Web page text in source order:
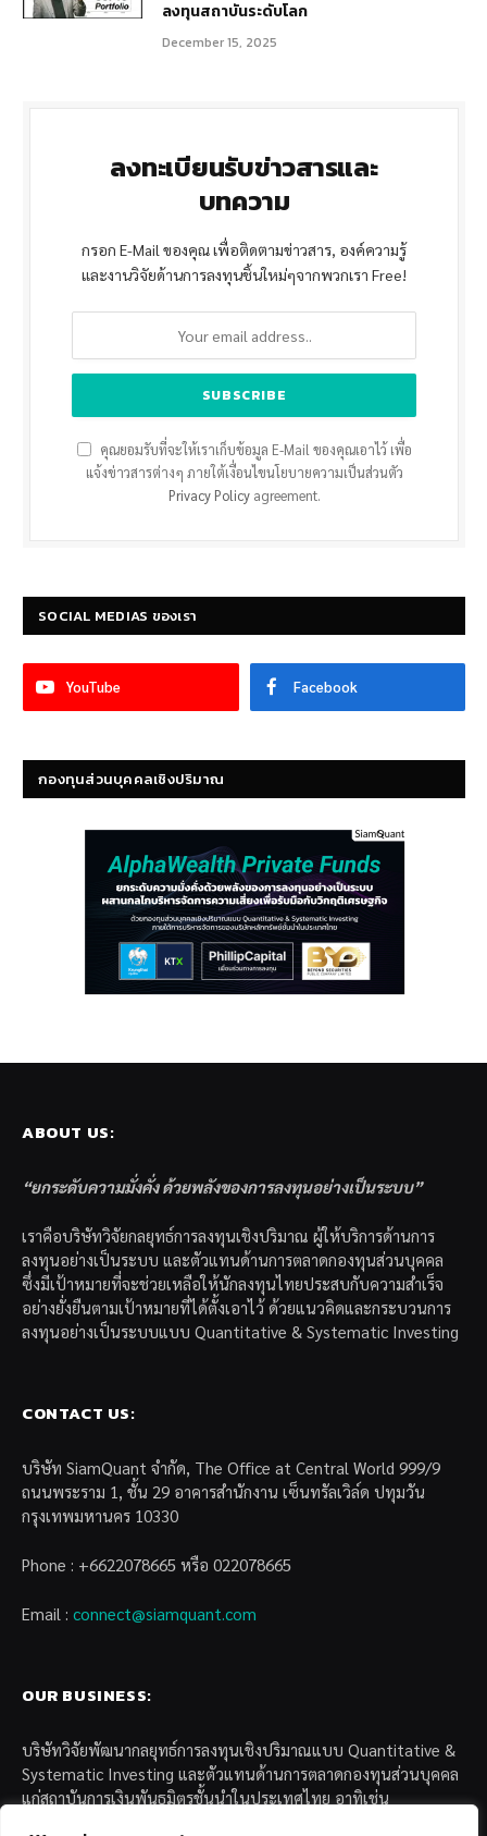
ลงทุนสถาบันระดับโลก
December 15, 2025
ลงทะเบียนรับข่าวสารและ
บทความ
กรอก E-Mail ของคุณ เพื่อติดตามข่าวสาร, องค์ความรู้
และงานวิจัยด้านการลงทุนชิ้นใหม่ๆจากพวกเรา Free!
คุณยอมรับที่จะให้เราเก็บข้อมูล E-Mail ของคุณเอาไว้ เพื่อ
แจ้งข่าวสารต่างๆ ภายใต้เงื่อนไขนโยบายความเป็นส่วนตัว
Privacy Policyagreement.
SOCIAL MEDIAS ของเรา
YouTube Facebook
กองทุนส่วนบุคคลเชิงปริมาณ
ABOUT US:
“ยกระดับความมั่งคั่ง ด้วยพลังของการลงทุนอย่างเป็นระบบ”
เราคือบริษัทวิจัยกลยุทธ์การลงทุนเชิงปริมาณ ผู้ให้บริการด้านการ
ลงทุนอย่างเป็นระบบ และตัวแทนด้านการตลาดกองทุนส่วนบุคคล
ซึ่งมีเป้าหมายที่จะช่วยเหลือให้นักลงทุนไทยประสบกับความสำเร็จ
อย่างยั่งยืนตามเป้าหมายที่ได้ตั้งเอาไว้ ด้วยแนวคิดและกระบวนการ
ลงทุนอย่างเป็นระบบแบบ Quantitative & Systematic Investing
CONTACT US:
บริษัท SiamQuant จำกัด, The Office at Central World 999/9
ถนนพระราม 1, ชั้น 29 อาคารสำนักงาน เซ็นทรัลเวิล์ด ปทุมวัน
กรุงเทพมหานคร 10330
Phone : +6622078665 หรือ 022078665
Email : connect@siamquant.com
OUR BUSINESS:
บริษัทวิจัยพัฒนากลยุทธ์การลงทุนเชิงปริมาณแบบ Quantitative &
Systematic Investing และตัวแทนด้านการตลาดกองทุนส่วนบุคคล
แก่สถาบันการเงินพันธมิตรชั้นนำในประเทศไทย อาทิเช่น